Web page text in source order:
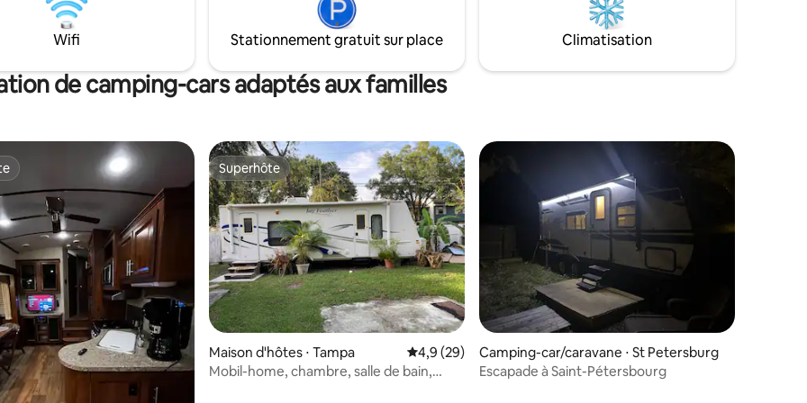
Bayshore Blvd. Pas besoin
mais de nombreuses options
pour les excursions d'une
la plage, Busch Gardens, le
ou notre fantastique
Wifi Stationnement gratuit sur place Climatisation
de camping-cars adaptés aux familles
Superhôte
Superhôte
Maison d'hôtes ⋅ Tampa Évaluation moyenne sur la base de 29 commentaires : 4,9 sur 5
4,9 (29)
Mobil-home, chambre, salle de bain,
Camping-car/caravane ⋅ St Petersburg
Escapade à Saint-Pétersbourg